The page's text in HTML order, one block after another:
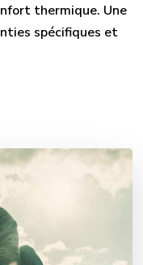
thermique. Une
spécifiques et